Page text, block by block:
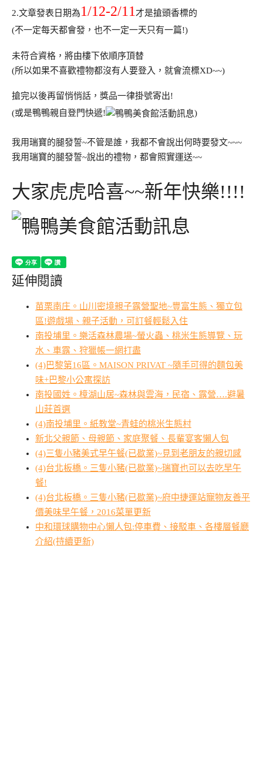
2.文章發表日期為1/12-2/11 才是搶頭香標的
(不一定每天都會發，也不一定一天只有一篇!)
未符合資格，將由樓下依順序頂替
(所以如果不喜歡禮物都沒有人要登入，就會流標XD~~)
搶完以後再留悄悄話，獎品一律掛號寄出!
(或是鴨鴨親自登門快遞!
)
我用瑞寶的腿發誓~不管是誰，我都不會說出何時要發文~~~
我用瑞寶的腿發誓~說出的禮物，都會照實運送~~
大家虎虎哈喜~~新年快樂!!!!
延伸閱讀
苗栗南庄。山川密境親子露營聖地~豐富生態、獨立包
區!遊戲場、親子活動，可訂餐輕鬆入住
南投埔里。樂活森林農場~螢火蟲、桃米生態導覽、玩
水、車露、狩獵帳一網打盡
(4)巴黎第16區。MAISON PRIVAT ~隨手可得的麵包美
味+巴黎小公寓探訪
南投國姓。樟湖山居~森林與雲海，民宿、露營….避暑
山莊首選
(4)南投埔里。紙教堂~青蛙的桃米生態村
新北父親節、母親節、家庭聚餐、長輩宴客懶人包
(4)三隻小豬美式早午餐(已歇業)~見到老朋友的親切感
(4)台北板橋。三隻小豬(已歇業)~瑞寶也可以去吃早午
餐!
(4)台北板橋。三隻小豬(已歇業)~府中捷運站寵物友善平
價美味早午餐，2016菜單更新
中和環球購物中心懶人包:停車費、接駁車、各樓層餐廳
介紹(持續更新)